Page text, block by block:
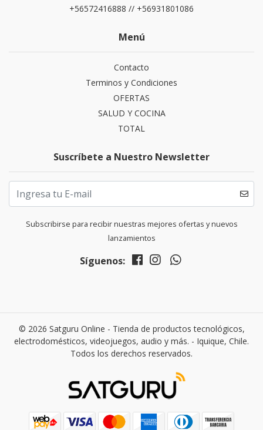
+56572416888 // +56931801086
Menú
Contacto
Terminos y Condiciones
OFERTAS
SALUD Y COCINA
TOTAL
Suscríbete a Nuestro Newsletter
Subscribirse para recibir nuestras mejores ofertas y nuevos
lanzamientos
Síguenos:
© 2026 Satguru Online - Tienda de productos tecnológicos,
electrodomésticos, videojuegos, audio y más. - Iquique, Chile.
Todos los derechos reservados.